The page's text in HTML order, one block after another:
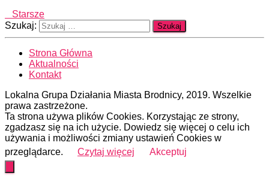
Starsze
Szukaj:
Strona Główna
Aktualności
Kontakt
Lokalna Grupa Działania Miasta Brodnicy, 2019. Wszelkie
prawa zastrzeżone.
Ta strona używa plików Cookies. Korzystając ze strony,
zgadzasz się na ich użycie. Dowiedz się więcej o celu ich
używania i możliwości zmiany ustawień Cookies w
przeglądarce.
Czytaj więcej Akceptuj